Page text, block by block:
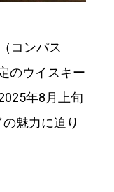
コンパス
のウイスキー
年8月上旬
魅力に迫り